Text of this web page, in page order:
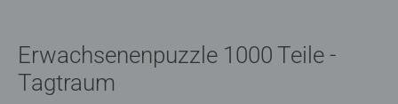
Erwachsenenpuzzle 1000 Teile -
Tagtraum